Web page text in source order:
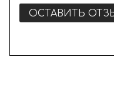
ОСТАВИТЬ